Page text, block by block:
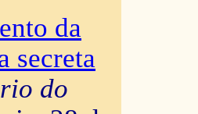
da
secreta
do